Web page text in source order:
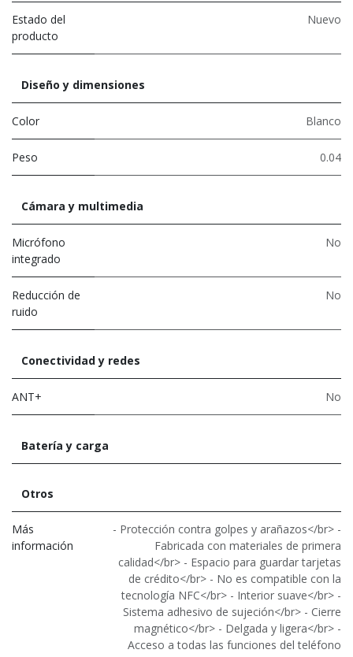
Estado del
producto
Nuevo
Diseño y dimensiones
Color Blanco
Peso 0.04
Cámara y multimedia
Micrófono
integrado
No
Reducción de
ruido
No
Conectividad y redes
ANT+ No
Batería y carga
Otros
Más
información
- Protección contra golpes y arañazos</br> -
Fabricada con materiales de primera
calidad</br> - Espacio para guardar tarjetas
de crédito</br> - No es compatible con la
tecnología NFC</br> - Interior suave</br> -
Sistema adhesivo de sujeción</br> - Cierre
magnético</br> - Delgada y ligera</br> -
Acceso a todas las funciones del teléfono